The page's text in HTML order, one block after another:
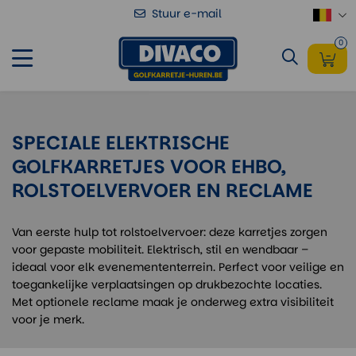
Stuur e-mail
0
SPECIALE ELEKTRISCHE
GOLFKARRETJES VOOR EHBO,
ROLSTOELVERVOER EN RECLAME
Van eerste hulp tot rolstoelvervoer: deze karretjes zorgen
voor gepaste mobiliteit. Elektrisch, stil en wendbaar –
ideaal voor elk evenemententerrein. Perfect voor veilige en
toegankelijke verplaatsingen op drukbezochte locaties.
Met optionele reclame maak je onderweg extra visibiliteit
voor je merk.